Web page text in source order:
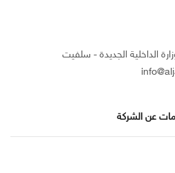
الداخلية الجديدة - سلفيت
عن الشركة